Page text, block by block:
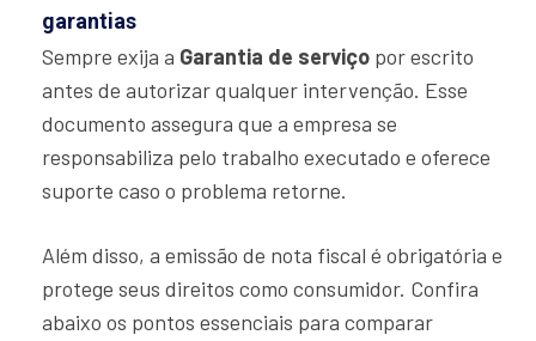
garantias
Sempre exija a Garantia de serviço por escrito
antes de autorizar qualquer intervenção. Esse
documento assegura que a empresa se
responsabiliza pelo trabalho executado e oferece
suporte caso o problema retorne.
Além disso, a emissão de nota fiscal é obrigatória e
protege seus direitos como consumidor. Confira
abaixo os pontos essenciais para comparar